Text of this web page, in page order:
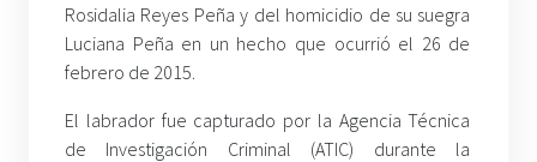
Rosidalia Reyes Peña y del homicidio de su suegra
Luciana Peña en un hecho que ocurrió el 26 de
febrero de 2015.
El labrador fue capturado por la Agencia Técnica
de Investigación Criminal (ATIC) durante la